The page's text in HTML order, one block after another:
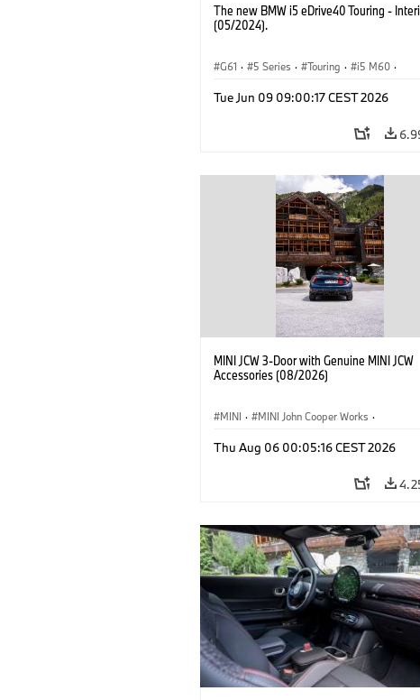
The new BMW i5 eDrive40 Touring -
(05/2024).
G61 · 5 Series · Touring · i5 M60 ·
Tue Jun 09 09:00:17 CEST 2026
MINI JCW 3-Door with Genuine MINI JCW
Accessories (08/2026)
MINI · MINI John Cooper Works ·
Optional Extras, Accessories
Thu Aug 06 00:05:16 CEST 2026